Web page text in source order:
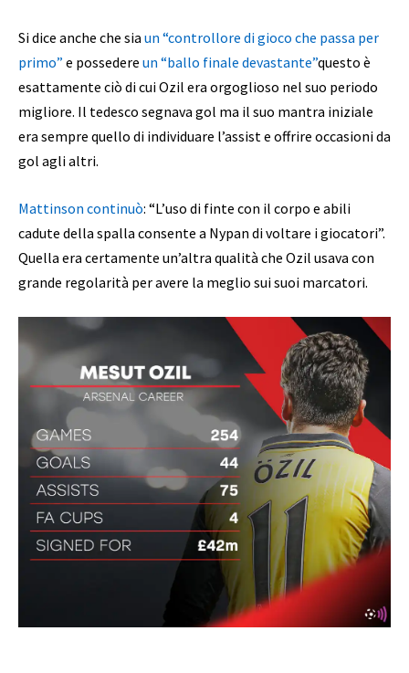
Si dice anche che sia un “controllore di gioco che passa per
primo” e possedere un “ballo finale devastante”questo è
esattamente ciò di cui Ozil era orgoglioso nel suo periodo
migliore. Il tedesco segnava gol ma il suo mantra iniziale
era sempre quello di individuare l’assist e offrire occasioni da
gol agli altri.
Mattinson continuò: “L’uso di finte con il corpo e abili
cadute della spalla consente a Nypan di voltare i giocatori”.
Quella era certamente un’altra qualità che Ozil usava con
grande regolarità per avere la meglio sui suoi marcatori.